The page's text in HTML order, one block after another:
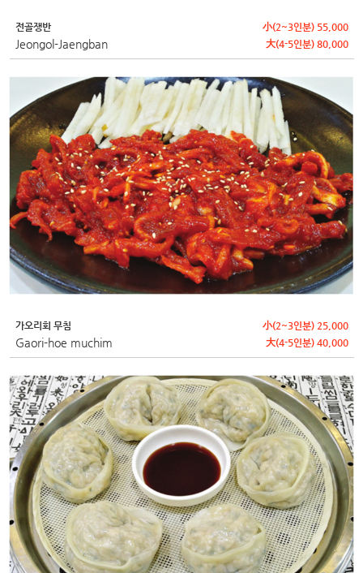
전골쟁반
Jeongol-Jaengban
小(2~3인분) 55,000
大(4-5인분) 80,000
가오리회 무침
Gaori-hoe muchim
小(2~3인분) 25,000
大(4-5인분) 40,000